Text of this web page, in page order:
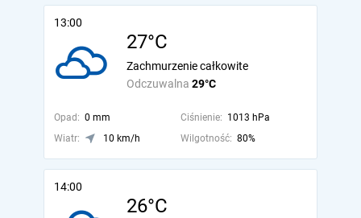
13:00
27°C
Odczuwalna 29°C
Zachmurzenie całkowite
Opad: 0 mm Ciśnienie: 1013 hPa
Wiatr:
10 km/h Wilgotność: 80%
14:00
26°C